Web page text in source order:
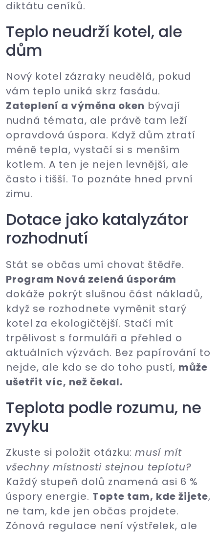
diktátu ceníků.
Teplo neudrží kotel, ale
dům
Nový kotel zázraky neudělá, pokud
vám teplo uniká skrz fasádu.
Zateplení a výměna oken bývají
nudná témata, ale právě tam leží
opravdová úspora. Když dům ztratí
méně tepla, vystačí si s menším
kotlem. A ten je nejen levnější, ale
často i tišší. To poznáte hned první
zimu.
Dotace jako katalyzátor
rozhodnutí
Stát se občas umí chovat štědře.
Program Nová zelená úsporám
dokáže pokrýt slušnou část nákladů,
když se rozhodnete vyměnit starý
kotel za ekologičtější. Stačí mít
trpělivost s formuláři a přehled o
aktuálních výzvách. Bez papírování to
nejde, ale kdo se do toho pustí, může
ušetřit víc, než čekal.
Teplota podle rozumu, ne
zvyku
Zkuste si položit otázku: musí mít
všechny místnosti stejnou teplotu?
Každý stupeň dolů znamená asi 6 %
úspory energie. Topte tam, kde žijete,
ne tam, kde jen občas projdete.
Zónová regulace není výstřelek, ale